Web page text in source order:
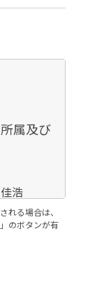
属及び
浩
子メ
れる場合は、
のボタンが有